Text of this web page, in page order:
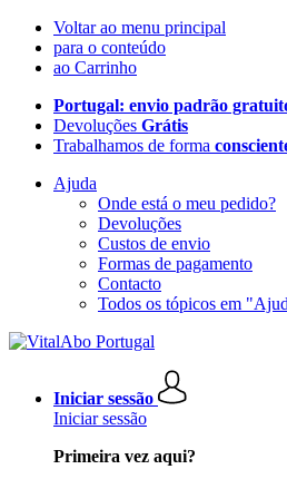
Voltar ao menu principal
para o conteúdo
ao Carrinho
Portugal: envio padrão
Devoluções Grátis
Trabalhamos de forma
Ajuda
Onde está o meu pedido?
Devoluções
Custos de envio
Formas de pagamento
Contacto
Todos os tópicos em
Iniciar sessão
Iniciar sessão
Primeira vez aqui?